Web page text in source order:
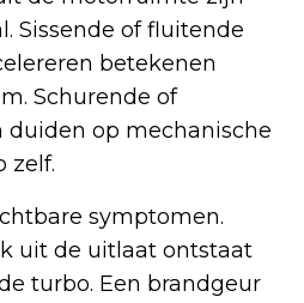
Sissende of fluitende
betekenen
Schurende of
duiden op mechanische
zelf.
symptomen.
uit de uitlaat ontstaat
turbo. Een brandgeur